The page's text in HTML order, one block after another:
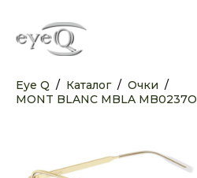
Eye Q / Каталог/ Очки /
MONT BLANC MBLA MB0237O